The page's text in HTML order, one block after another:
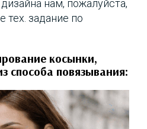
нам, пожалуйста,
тех. задание по
косынки,
способа повязывания: